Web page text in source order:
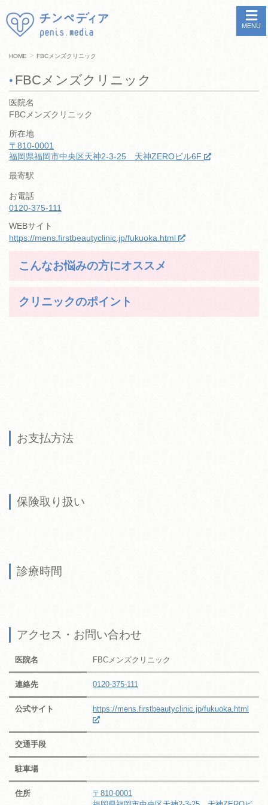
MENU
HOME > FBCメンズクリニック
FBCメンズクリニック
医院名
FBCメンズクリニック
所在地
〒810-0001
福岡県福岡市中央区天神2-3-25 天神ZEROビル6F
最寄駅
お電話
0120-375-111
WEBサイト
https://mens.firstbeautyclinic.jp/fukuoka.html
こんなお悩みの方にオススメ
クリニックのポイント
お支払方法
保険取り扱い
診療時間
アクセス・お問い合わせ
医院名 FBCメンズクリニック
連絡先 0120-375-111
公式サイト https://mens.firstbeautyclinic.jp/fukuoka.html
交通手段
駐車場
住所
〒810-0001